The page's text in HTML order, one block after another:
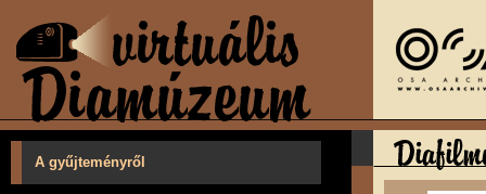
A gyűjteményről